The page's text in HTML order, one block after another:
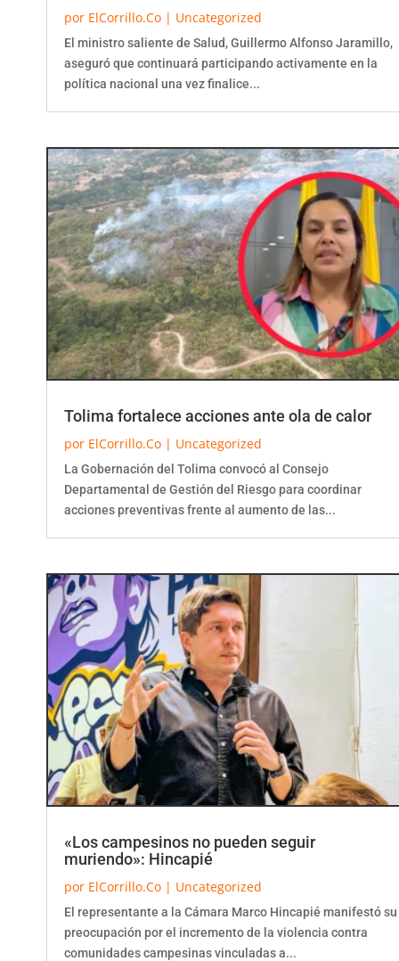
por ElCorrillo.Co | Uncategorized
El ministro saliente de Salud, Guillermo Alfonso Jaramillo,
aseguró que continuará participando activamente en la
política nacional una vez finalice...
Tolima fortalece acciones ante ola de calor
por ElCorrillo.Co | Uncategorized
La Gobernación del Tolima convocó al Consejo
Departamental de Gestión del Riesgo para coordinar
acciones preventivas frente al aumento de las...
«Los campesinos no pueden seguir
muriendo»: Hincapié
por ElCorrillo.Co | Uncategorized
El representante a la Cámara Marco Hincapié manifestó su
preocupación por el incremento de la violencia contra
comunidades campesinas vinculadas a...